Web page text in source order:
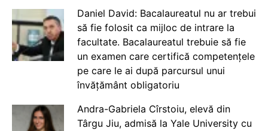
Daniel David: Bacalaureatul nu ar trebui
să fie folosit ca mijloc de intrare la
facultate. Bacalaureatul trebuie să fie
un examen care certifică competențele
pe care le ai după parcursul unui
învățământ obligatoriu
Andra-Gabriela Cîrstoiu, elevă din
Târgu Jiu, admisă la Yale University cu